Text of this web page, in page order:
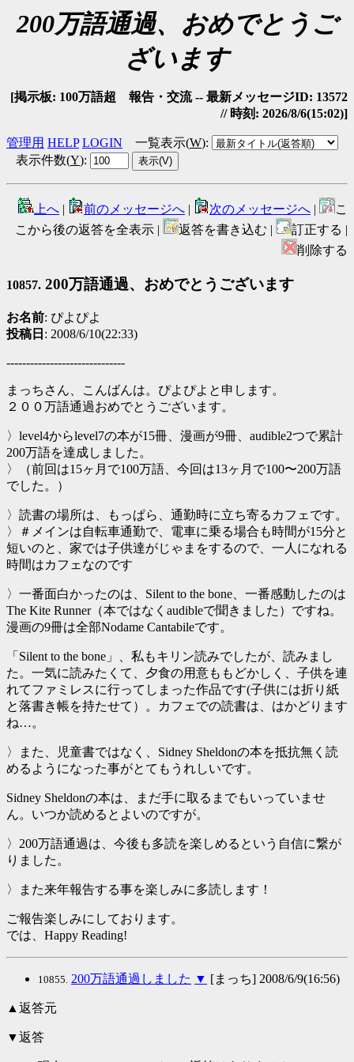
200万語通過、おめでとうご
ざいます
[掲示板: 100万語超 報告・交流 -- 最新メッセージID: 13572
// 時刻: 2026/8/6(15:02)]
管理用 HELP LOGIN 一覧表示(W):
表示件数(Y):
上へ | 前のメッセージへ | 次のメッセージへ |
こ
こから後の返答を全表示 |
返答を書き込む |
訂正する |
削除する
10857. 200万語通過、おめでとうございます
お名前: ぴよぴよ
投稿日 : 2008/6/10(22:33)
------------------------------
まっちさん、こんばんは。ぴよぴよと申します。
２００万語通過おめでとうございます。
〉level4からlevel7の本が15冊、漫画が9冊、audible2つで累計
200万語を達成しました。
〉（前回は15ヶ月で100万語、今回は13ヶ月で100〜200万語
でした。）
〉読書の場所は、もっぱら、通勤時に立ち寄るカフェです。
〉＃メインは自転車通勤で、電車に乗る場合も時間が15分と
短いのと、家では子供達がじゃまをするので、一人になれる
時間はカフェなのです
〉一番面白かったのは、Silent to the bone、一番感動したのは
The Kite Runner（本ではなくaudibleで聞きました）ですね。
漫画の9冊は全部Nodame Cantabileです。
「Silent to the bone」、私もキリン読みでしたが、読みまし
た。一気に読みたくて、夕食の用意ももどかしく、子供を連
れてファミレスに行ってしまった作品です(子供には折り紙
と落書き帳を持たせて）。カフェでの読書は、はかどります
ね…。
〉また、児童書ではなく、Sidney Sheldonの本を抵抗無く読
めるようになった事がとてもうれしいです。
Sidney Sheldonの本は、まだ手に取るまでもいっていませ
ん。いつか読めるとよいのですが。
〉200万語通過は、今後も多読を楽しめるという自信に繋が
りました。
〉また来年報告する事を楽しみに多読します！
ご報告楽しみにしております。
では、Happy Reading!
10855. 200万語通過しました ▼ [まっち] 2008/6/9(16:56)
▲返答元
▼返答